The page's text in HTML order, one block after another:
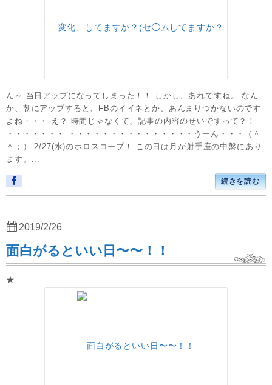
ん～ 当日アップになってしまった！！ しかし、あれですね。 なん
か、朝にアップすると、FBのイイネとか、あんまりつかないのです
よね・・・ え？ 時間じゃなくて、記事の内容のせいですって？！
・・・・・・・ ・・・・・・・・・・・・・・・うーん・・・（＾
＾；） 2/27(水)のホロスコープ！ この日は月が射手座の中盤にあり
ます。...
続きを読む
面白がるといい日〜〜！！
★
2019/2/26